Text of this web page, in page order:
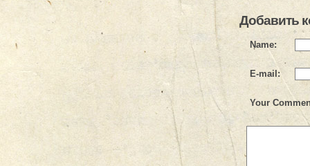
Добавить
Name:
E-mail:
Your